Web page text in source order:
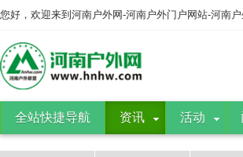
您好，欢迎来到河南户外网-河南户外门户网站-河南
全站快捷导航 资讯 活动